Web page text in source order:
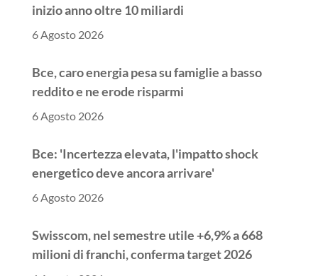
inizio anno oltre 10 miliardi
6 Agosto 2026
Bce, caro energia pesa su famiglie a basso
reddito e ne erode risparmi
6 Agosto 2026
Bce: 'Incertezza elevata, l'impatto shock
energetico deve ancora arrivare'
6 Agosto 2026
Swisscom, nel semestre utile +6,9% a 668
milioni di franchi, conferma target 2026